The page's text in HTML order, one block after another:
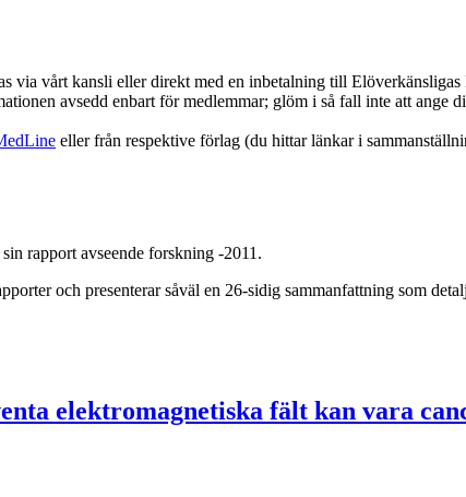
via vårt kansli eller direkt med en inbetalning till
avsedd enbart för medlemmar; glöm i så fall inte att ange
eller från respektive förlag (du hittar länkar i
rapport avseende forskning -2011.
och presenterar såväl en 26-sidig sammanfattning som
elektromagnetiska fält kan vara